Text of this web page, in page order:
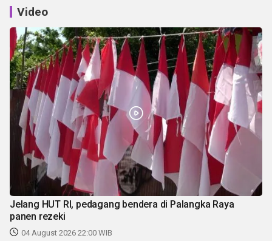
Video
Jelang HUT RI, pedagang bendera di Palangka Raya
panen rezeki
04 August 2026 22:00 WIB